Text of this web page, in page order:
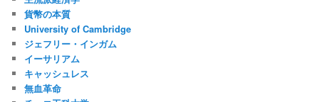
貨幣の本質
University of Cambridge
ジェフリー・インガム
イーサリアム
キャッシュレス
無血革命